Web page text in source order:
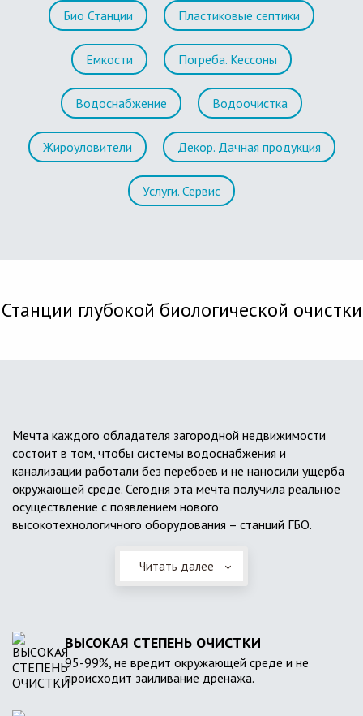
Био Станции Пластиковые септики
Емкости Погреба. Кессоны
Водоснабжение Водоочистка
Жироуловители Декор. Дачная продукция
Услуги. Сервис
Станции глубокой биологической очистки
Мечта каждого обладателя загородной недвижимости
состоит в том, чтобы системы водоснабжения и
канализации работали без перебоев и не наносили ущерба
окружающей среде. Сегодня эта мечта получила реальное
осуществление с появлением нового
высокотехнологичного оборудования – станций ГБО.
Читать далее
ВЫСОКАЯ СТЕПЕНЬ ОЧИСТКИ
95-99%, не вредит окружающей среде и не
происходит заиливание дренажа.